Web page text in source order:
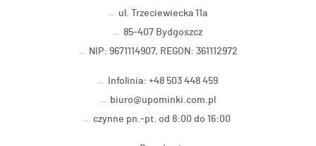
ul. Trzeciewiecka 11a
85-407 Bydgoszcz
NIP: 9671114907, REGON: 361112972
Infolinia: +48 503 448 459
biuro@upominki.com.pl
czynne pn.-pt. od 8:00 do 16:00